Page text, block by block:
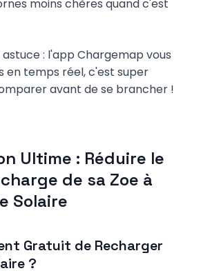
moins chères quand c'est
: l'app Chargemap vous
en temps réel, c'est super
avant de se brancher !
Ultime : Réduire le
de sa Zoe à
Solaire
Gratuit de Recharger
?